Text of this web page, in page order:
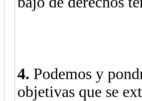
4. Podemos y
objetivas que se